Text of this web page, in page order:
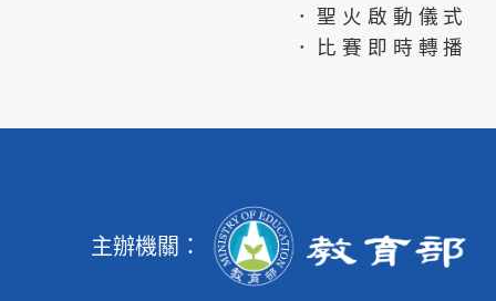
．聖火啟動儀式
．比賽即時轉播
主辦機關：